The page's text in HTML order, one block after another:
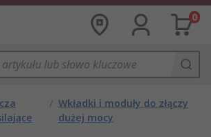
0
/ Wkładki i moduły do złączy
dużej mocy